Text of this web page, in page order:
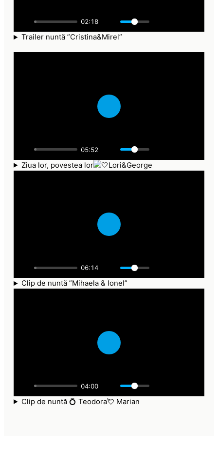
02:18
Trailer nuntă ”Cristina&Mirel”
05:52
P
Ziua lor, povestea lor
Lori&George
06:14
P
Clip de nuntă ”Mihaela & Ionel”
04:00
P
Clip de nuntă 💍 Teodora💘 Marian